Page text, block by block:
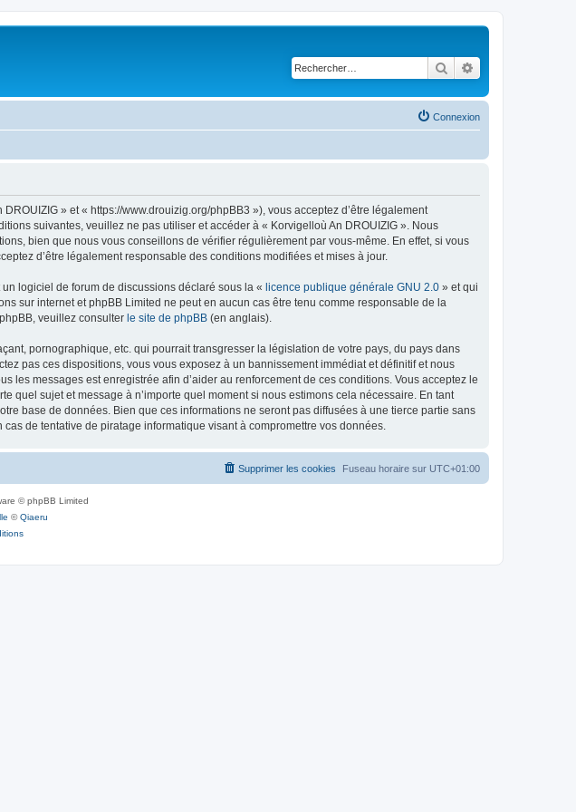
Rechercher
Connexion
» et « https://www.drouizig.org/phpBB3 »), vous acceptez d’être légalement
suivantes, veuillez ne pas utiliser et accéder à « Korvigelloù An DROUIZIG ». Nous
bien que nous vous conseillons de vérifier régulièrement par vous-même. En effet, si vous
d’être légalement responsable des conditions modifiées et mises à jour.
logiciel de forum de discussions déclaré sous la « licence publique générale GNU 2.0 » et qui
sur internet et phpBB Limited ne peut en aucun cas être tenu comme responsable de la
veuillez consulter le site de phpBB (en anglais).
pornographique, etc. qui pourrait transgresser la législation de votre pays, du pays dans
pas ces dispositions, vous vous exposez à un bannissement immédiat et définitif et nous
les messages est enregistrée afin d’aider au renforcement de ces conditions. Vous acceptez le
quel sujet et message à n’importe quel moment si nous estimons cela nécessaire. En tant
base de données. Bien que ces informations ne seront pas diffusées à une tierce partie sans
de tentative de piratage informatique visant à compromettre vos données.
Fuseau horaire sur UTC+01:00
Supprimer les cookies
© phpBB Limited
©Qiaeru